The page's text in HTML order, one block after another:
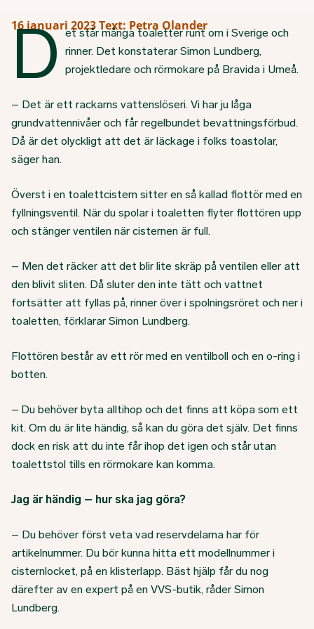
16 januari 2023Text: Petra Olander
D et står många toaletter runt om i Sverige och
rinner. Det konstaterar Simon Lundberg,
projektledare och rörmokare på Bravida i Umeå.
– Det är ett rackarns vattenslöseri. Vi har ju låga
grundvattennivåer och får regelbundet bevattningsförbud.
Då är det olyckligt att det är läckage i folks toastolar,
säger han.
Överst i en toalettcistern sitter en så kallad flottör med en
fyllningsventil. När du spolar i toaletten flyter flottören upp
och stänger ventilen när cisternen är full.
– Men det räcker att det blir lite skräp på ventilen eller att
den blivit sliten. Då sluter den inte tätt och vattnet
fortsätter att fyllas på, rinner över i spolningsröret och ner i
toaletten, förklarar Simon Lundberg.
Flottören består av ett rör med en ventilboll och en o-ring i
botten.
– Du behöver byta alltihop och det finns att köpa som ett
kit. Om du är lite händig, så kan du göra det själv. Det finns
dock en risk att du inte får ihop det igen och står utan
toalettstol tills en rörmokare kan komma.
Jag är händig – hur ska jag göra?
– Du behöver först veta vad reservdelarna har för
artikelnummer. Du bör kunna hitta ett modellnummer i
cisternlocket, på en klisterlapp. Bäst hjälp får du nog
därefter av en expert på en VVS-butik, råder Simon
Lundberg.